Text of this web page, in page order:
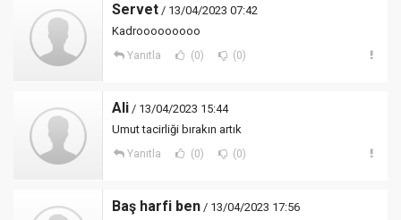
Servet / 13/04/2023 07:42
Kadrooooooooo
Yanıtla (0) (0)
Ali / 13/04/2023 15:44
Umut tacirliği bırakın artık
Yanıtla (0) (0)
Baş harfi ben / 13/04/2023 17:56